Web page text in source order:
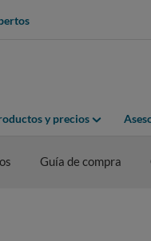
y precios
Guía de compra